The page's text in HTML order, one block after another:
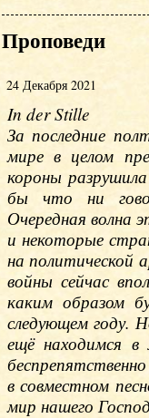
Проповеди
24 Декабря 2021
In der Stille
За последние
мире в целом
короны
бы что ни
Очередная волна
и некоторые
на политической
войны сейчас
каким образом
следующем году.
ещё находимся
в совместном
мир нашего